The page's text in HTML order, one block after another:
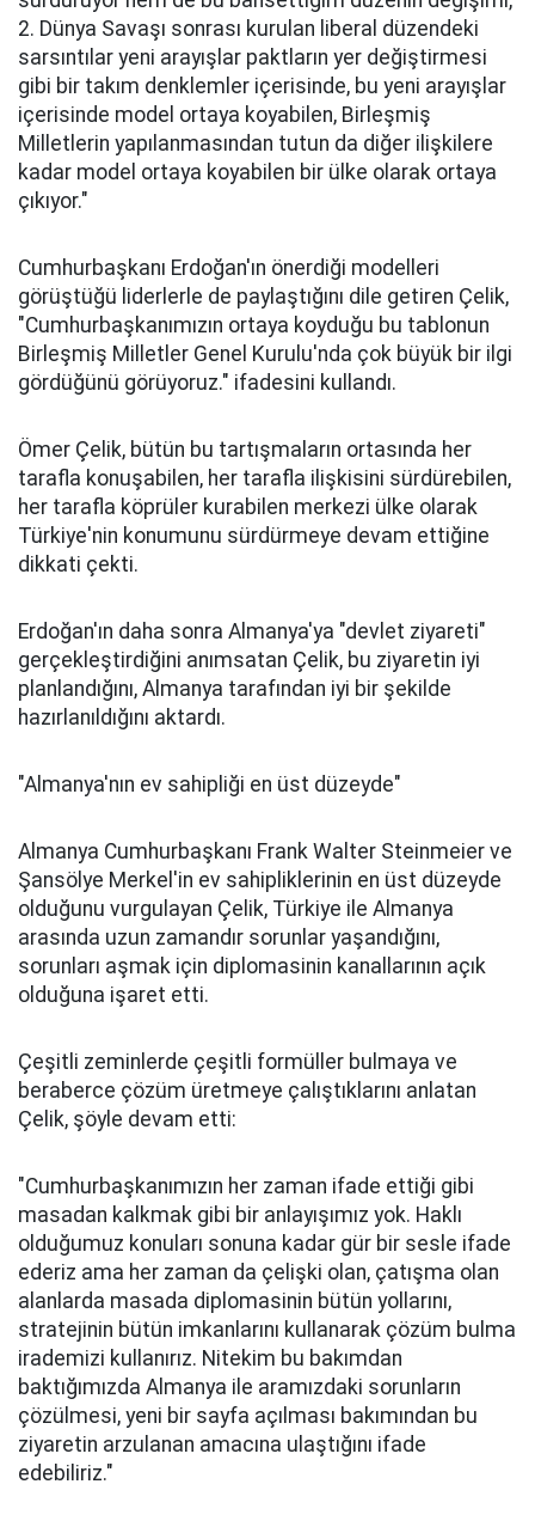
2. Dünya Savaşı sonrası kurulan liberal düzendeki
sarsıntılar yeni arayışlar paktların yer değiştirmesi
gibi bir takım denklemler içerisinde, bu yeni arayışlar
içerisinde model ortaya koyabilen, Birleşmiş
Milletlerin yapılanmasından tutun da diğer ilişkilere
kadar model ortaya koyabilen bir ülke olarak ortaya
çıkıyor."
Cumhurbaşkanı Erdoğan'ın önerdiği modelleri
görüştüğü liderlerle de paylaştığını dile getiren Çelik,
"Cumhurbaşkanımızın ortaya koyduğu bu tablonun
Birleşmiş Milletler Genel Kurulu'nda çok büyük bir ilgi
gördüğünü görüyoruz." ifadesini kullandı.
Ömer Çelik, bütün bu tartışmaların ortasında her
tarafla konuşabilen, her tarafla ilişkisini sürdürebilen,
her tarafla köprüler kurabilen merkezi ülke olarak
Türkiye'nin konumunu sürdürmeye devam ettiğine
dikkati çekti.
Erdoğan'ın daha sonra Almanya'ya "devlet ziyareti"
gerçekleştirdiğini anımsatan Çelik, bu ziyaretin iyi
planlandığını, Almanya tarafından iyi bir şekilde
hazırlanıldığını aktardı.
"Almanya'nın ev sahipliği en üst düzeyde"
Almanya Cumhurbaşkanı Frank Walter Steinmeier ve
Şansölye Merkel'in ev sahipliklerinin en üst düzeyde
olduğunu vurgulayan Çelik, Türkiye ile Almanya
arasında uzun zamandır sorunlar yaşandığını,
sorunları aşmak için diplomasinin kanallarının açık
olduğuna işaret etti.
Çeşitli zeminlerde çeşitli formüller bulmaya ve
beraberce çözüm üretmeye çalıştıklarını anlatan
Çelik, şöyle devam etti:
"Cumhurbaşkanımızın her zaman ifade ettiği gibi
masadan kalkmak gibi bir anlayışımız yok. Haklı
olduğumuz konuları sonuna kadar gür bir sesle ifade
ederiz ama her zaman da çelişki olan, çatışma olan
alanlarda masada diplomasinin bütün yollarını,
stratejinin bütün imkanlarını kullanarak çözüm bulma
irademizi kullanırız. Nitekim bu bakımdan
baktığımızda Almanya ile aramızdaki sorunların
çözülmesi, yeni bir sayfa açılması bakımından bu
ziyaretin arzulanan amacına ulaştığını ifade
edebiliriz."